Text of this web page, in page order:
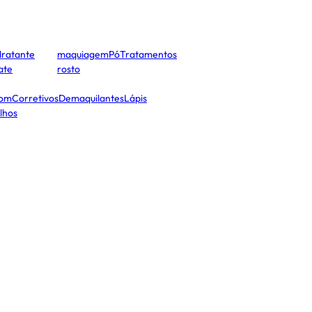
CorretivosDemaquilantesLápis
maquiagemPóTratamentos
rosto